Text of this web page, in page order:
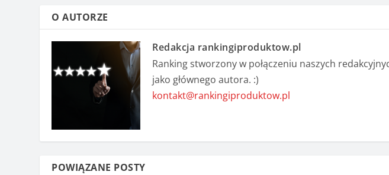
O AUTORZE
Redakcja rankingiproduktow.pl
Ranking stworzony w połączeniu naszych
jako głównego autora. :)
kontakt@rankingiproduktow.pl
POWIĄZANE POSTY